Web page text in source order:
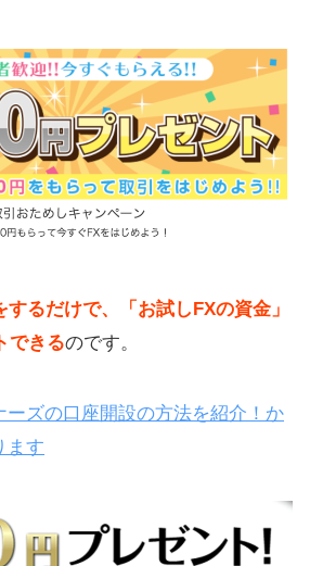
するだけで、「お試しFXの資金」
できるのです。
ーズの口座開設の方法を紹介！か
ます